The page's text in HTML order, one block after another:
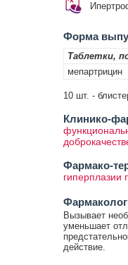
Форма
Таблетки,
мепартрицин
10 шт. -
Клинико-
Фармако-
гиперплазии
Вызывает
уменьшает
действие.